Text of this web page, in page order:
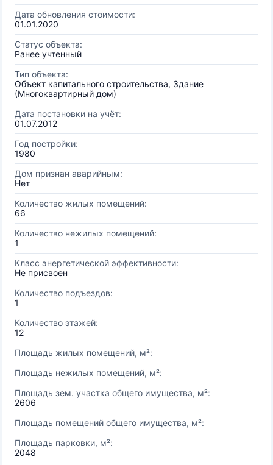
Дата обновления стоимости:
01.01.2020
Статус объекта:
Ранее учтенный
Тип объекта:
Объект капитального строительства, Здание
(Многоквартирный дом)
Дата постановки на учёт:
01.07.2012
Год постройки:
1980
Дом признан аварийным:
Нет
Количество жилых помещений:
66
Количество нежилых помещений:
1
Класс энергетической эффективности:
Не присвоен
Количество подъездов:
1
Количество этажей:
12
Площадь жилых помещений, м²:
Площадь нежилых помещений, м²:
Площадь зем. участка общего имущества, м²:
2606
Площадь помещений общего имущества, м²:
Площадь парковки, м²:
2048